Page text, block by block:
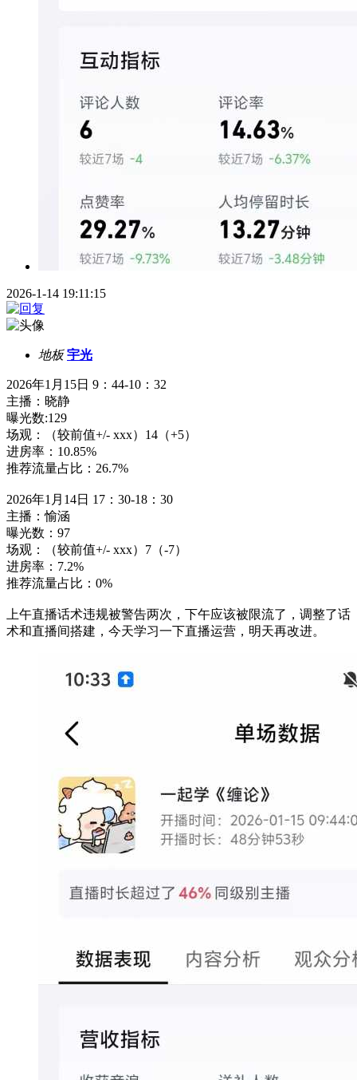
2026-1-14 19:11:15
地板 宇光
2026年1月15日 9：44-10：32
主播：晓静
曝光数:129
场观：（较前值+/- xxx）14（+5）
进房率：10.85%
推荐流量占比：26.7%
2026年1月14日 17：30-18：30
主播：愉涵
曝光数：97
场观：（较前值+/- xxx）7（-7）
进房率：7.2%
推荐流量占比：0%
上午直播话术违规被警告两次，下午应该被限流了，调整了话
术和直播间搭建，今天学习一下直播运营，明天再改进。